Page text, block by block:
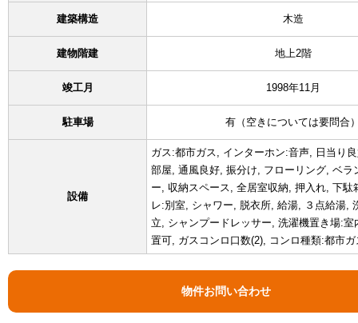
建築構造 木造
建物階建 地上2階
竣工月 1998年11月
駐車場 有（空きについては要問合
設備
ガス:都市ガス, インターホン:音声, 日当り
部屋, 通風良好, 振分け, フローリング, ベラ
ー, 収納スペース, 全居室収納, 押入れ, 下駄
レ:別室, シャワー, 脱衣所, 給湯, ３点給湯,
立, シャンプードレッサー, 洗濯機置き場:室
置可, ガスコンロ口数(2), コンロ種類:都市ガ
物件お問い合わせ